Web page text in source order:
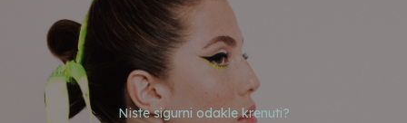
Niste sigurni odakle krenuti?